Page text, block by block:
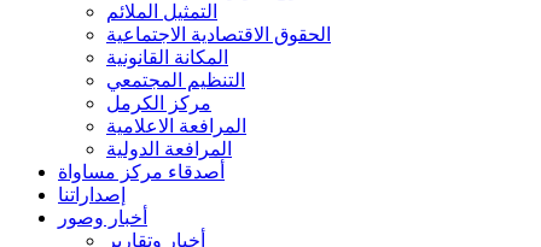
التمثيل الملائم
الحقوق الاقتصادية الاجتماعية
المكانة القانونية
التنظيم المجتمعي
مركز الكرمل
المرافعة الاعلامية
المرافعة الدولية
أصدقاء مركز مساواة
إصداراتنا
أخبار وصور
أخبار وتقارير